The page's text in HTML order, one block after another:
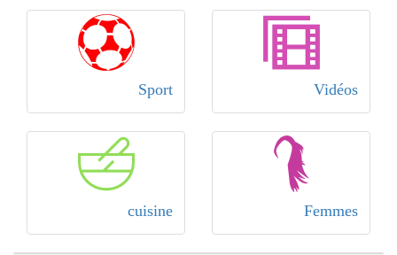
Vidéos
Sport
Femmes
cuisine